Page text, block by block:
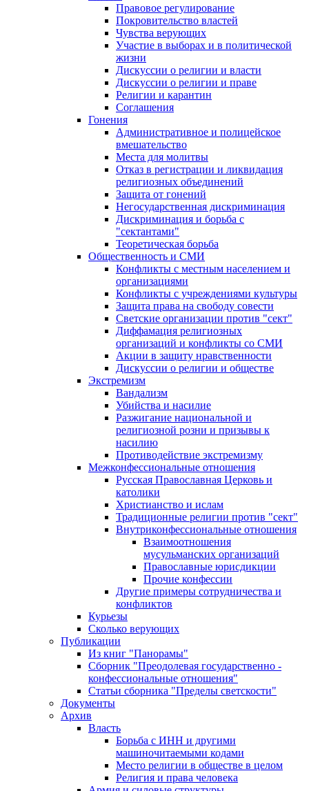
Правовое регулирование
Покровительство властей
Чувства верующих
Участие в выборах и в политической
жизни
Дискуссии о религии и власти
Дискуссии о религии и праве
Религии и карантин
Соглашения
Гонения
Административное и полицейское
вмешательство
Места для молитвы
Отказ в регистрации и ликвидация
религиозных объединений
Защита от гонений
Негосударственная дискриминация
Дискриминация и борьба с
"сектантами"
Теоретическая борьба
Общественность и СМИ
Конфликты с местным населением и
организациями
Конфликты с учреждениями культуры
Защита права на свободу совести
Светские организации против "сект"
Диффамация религиозных
организаций и конфликты со СМИ
Акции в защиту нравственности
Дискуссии о религии и обществе
Экстремизм
Вандализм
Убийства и насилие
Разжигание национальной и
религиозной розни и призывы к
насилию
Противодействие экстремизму
Межконфессиональные отношения
Русская Православная Церковь и
католики
Христианство и ислам
Традиционные религии против "сект"
Внутриконфессиональные отношения
Взаимоотношения
мусульманских организаций
Православные юрисдикции
Прочие конфессии
Другие примеры сотрудничества и
конфликтов
Курьезы
Сколько верующих
Публикации
Из книг "Панорамы"
Сборник "Преодолевая государственно -
конфессиональные отношения"
Статьи сборника "Пределы светскости"
Документы
Архив
Власть
Борьба с ИНН и другими
машиночитаемыми кодами
Место религии в обществе в целом
Религия и права человека